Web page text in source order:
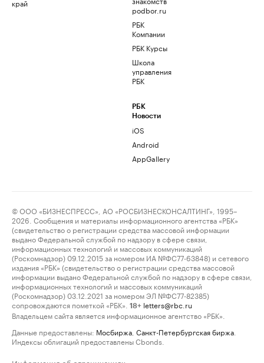
край
podbor.ru
РБК
Компании
РБК Курсы
Школа
управления
РБК
РБК
Новости
iOS
Android
AppGallery
© ООО «БИЗНЕСПРЕСС», АО «РОСБИЗНЕСКОНСАЛТИНГ», 1995–
2026. Сообщения и материалы информационного агентства «РБК»
(свидетельство о регистрации средства массовой информации
выдано Федеральной службой по надзору в сфере связи,
информационных технологий и массовых коммуникаций
(Роскомнадзор) 09.12.2015 за номером ИА №ФС77-63848) и сетевого
издания «РБК» (свидетельство о регистрации средства массовой
информации выдано Федеральной службой по надзору в сфере связи,
информационных технологий и массовых коммуникаций
(Роскомнадзор) 03.12.2021 за номером ЭЛ №ФС77-82385)
сопровождаются пометкой «РБК».
18+ letters@rbc.ru
Владельцем сайта является информационное агентство «РБК».
Данные предоставлены: Мосбиржа Санкт-Петербургская биржа
Индексы облигаций предоставлены Cbonds.